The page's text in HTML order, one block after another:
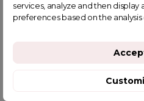
services, analyze and then
preferences based on the